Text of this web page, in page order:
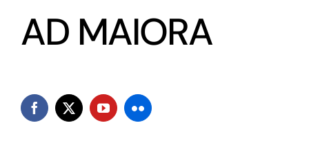
AD MAIORA